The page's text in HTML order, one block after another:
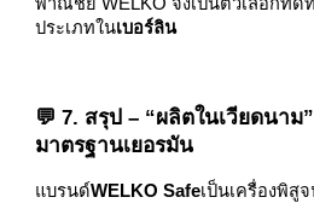
ประเภทในเบอร์ลิน
💬 7. สรุป – “ผลิตในเวียดนาม
มาตรฐานเยอรมัน
แบรนด์WELKO Safeเป็นเครื่องพิสู